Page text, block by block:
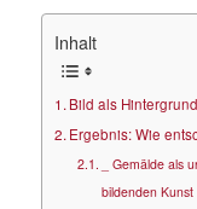
Inhalt
Bild als
Ergebnis: Wie
_ Gemälde als
bildenden Kunst